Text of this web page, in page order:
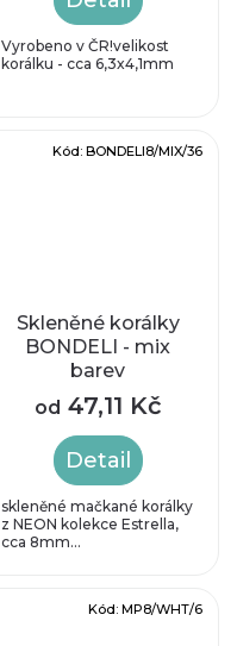
Vyrobeno v ČR!velikost
korálku - cca 6,3x4,1mm
Skleněné korálky
BONDELI - mix
barev
od 47,11 Kč
Detail
skleněné mačkané korálky
z NEON kolekce Estrella,
cca 8mm...
Kód: BONDELI8/MIX/36
Kód: MP8/WHT/6